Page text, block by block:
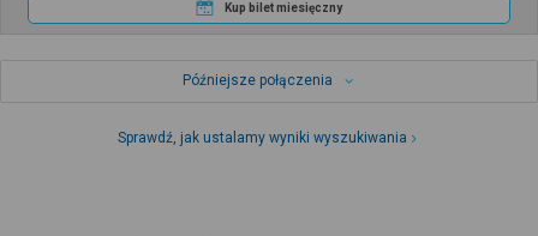
Kup bilet miesięczny
Późniejsze połączenia
Sprawdź, jak ustalamy wyniki wyszukiwania